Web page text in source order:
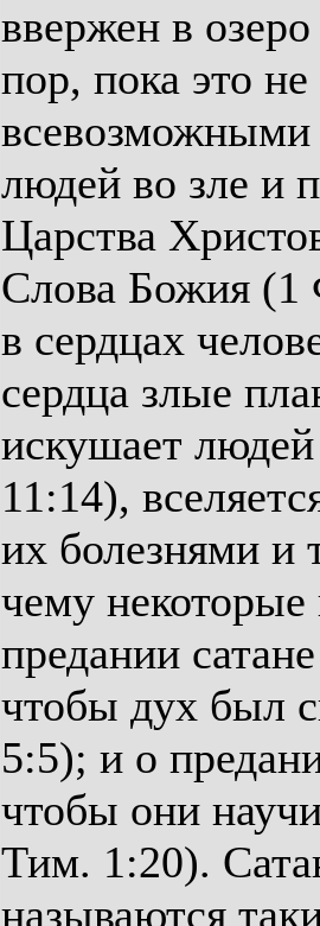
ввержен в
пор, пока это не
всевозможными
людей во зле и
Царства
Слова Божия (1
в сердцах
сердца злые
искушает
11:14),
их болезнями и
чему
предании
чтобы дух был
5:5); и о
чтобы они
Тим. 1:20).
называются